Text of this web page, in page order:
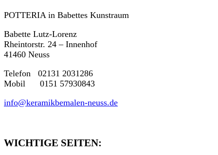
POTTERIA in Babettes Kunstraum
Babette Lutz-Lorenz
Rheintorstr. 24 – Innenhof
41460 Neuss
Telefon 02131 2031286
Mobil 0151 57930843
info@keramikbemalen-neuss.de
WICHTIGE SEITEN: